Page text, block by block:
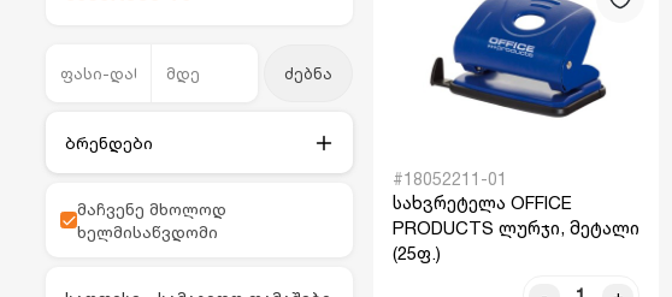
ძებნა
ბრენდები
მაჩვენე მხოლოდ
ხელმისაწვდომი
#18052211-01
სახვრეტელა OFFICE
PRODUCTS ლურჯი, მეტალი
(25ფ.)